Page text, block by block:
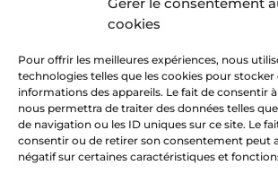
cookies
Pour offrir les meilleures expériences, nous
technologies telles que les cookies pour stocker
informations des appareils. Le fait de consentir
nous permettra de traiter des données telles
de navigation ou les ID uniques sur ce site. Le
consentir ou de retirer son consentement peut
négatif sur certaines caractéristiques et
Internet